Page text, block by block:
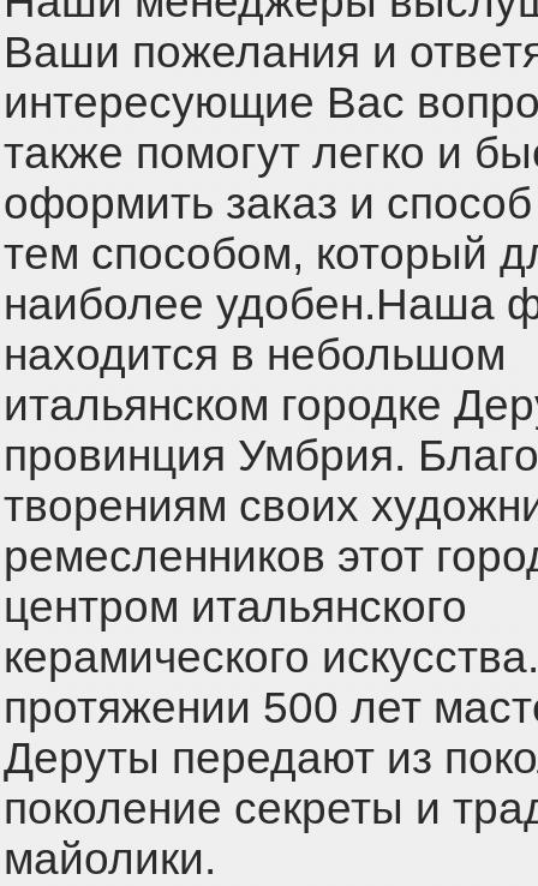
Ваши пожелания и
интересующие Вас
также помогут легко и
оформить заказ и
тем способом, который
наиболее удобен.Наша
находится в небольшом
итальянском городке
провинция Умбрия.
творениям своих
ремесленников этот
центром итальянского
керамического
протяжении 500 лет
Деруты передают из
поколение секреты и
майолики.